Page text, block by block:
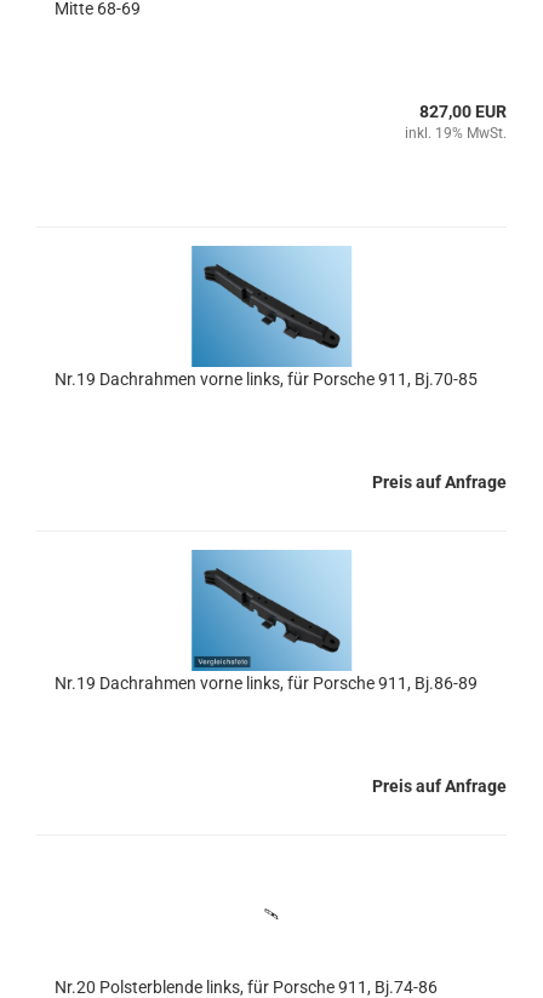
Mitte 68-69
827,00 EUR
inkl. 19% MwSt.
Nr.19 Dachrahmen vorne links, für Porsche 911, Bj.70-85
Preis auf Anfrage
Nr.19 Dachrahmen vorne links, für Porsche 911, Bj.86-89
Preis auf Anfrage
Nr.20 Polsterblende links, für Porsche 911, Bj.74-86